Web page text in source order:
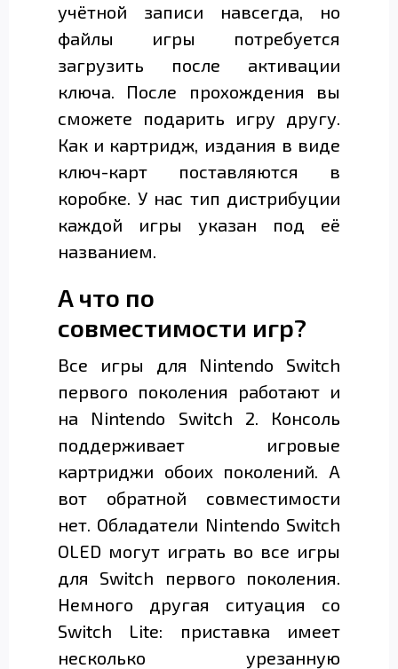
учётной записи навсегда, но
файлы игры потребуется
загрузить после активации
ключа. После прохождения вы
сможете подарить игру другу.
Как и картридж, издания в виде
ключ-карт поставляются в
коробке. У нас тип дистрибуции
каждой игры указан под её
названием.
А что по
совместимости игр?
Все игры для Nintendo Switch
первого поколения работают и
на Nintendo Switch 2. Консоль
поддерживает игровые
картриджи обоих поколений. А
вот обратной совместимости
нет. Обладатели Nintendo Switch
OLED могут играть во все игры
для Switch первого поколения.
Немного другая ситуация со
Switch Lite: приставка имеет
несколько урезанную